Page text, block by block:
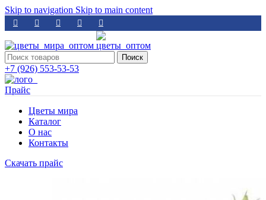
Skip to navigation Skip to main content
Поиск
+7 (926) 553-53-53
Прайс
Цветы мира
Каталог
О нас
Контакты
Скачать прайс